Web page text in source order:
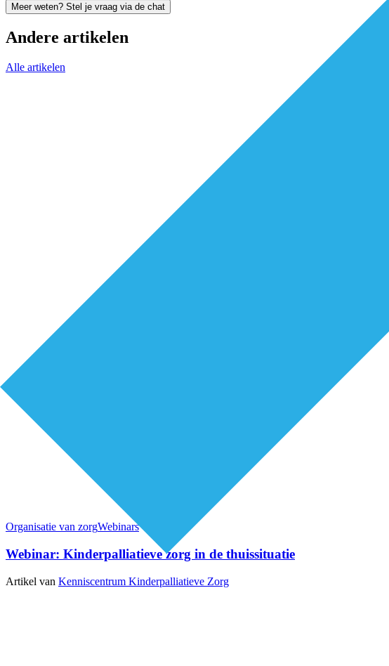
Meer weten? Stel je vraag via de chat
Andere artikelen
Alle artikelen
Organisatie van zorgWebinars
Webinar: Kinderpalliatieve zorg in de thuissituatie
Artikel van Kenniscentrum Kinderpalliatieve Zorg